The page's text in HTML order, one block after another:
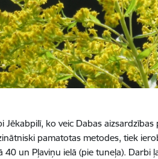
ko veic Dabas
pamatotas metodes, tiek
un Pļaviņu ielā (pie tuneļa).